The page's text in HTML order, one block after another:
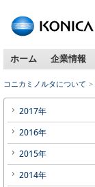
ホーム 企業情報
コニカミノルタについて
2017年
2016年
2015年
2014年